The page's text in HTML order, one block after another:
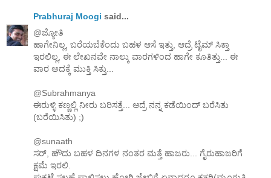
Prabhuraj Moogi said...
@ಜ್ಯೋತಿ
ಹಾಗೇನಿಲ್ಲ, ಬರೆಯಬೆಕೆಂದು ಬಹಳ ಆಸೆ ಇತ್ತು, ಆದ್ರೆ ಟೈಮ್ ಸಿಕ್ತಾ
ಇರಲಿಲ್ಲ, ಈ ಲೇಖನವೇ ನಾಲ್ಕು ವಾರಗಳಿಂದ ಹಾಗೇ ಕೂತಿತ್ತು... ಈ
ವಾರ ಅದಕ್ಕೆ ಮುಕ್ತಿ ಸಿಕ್ತು...
@Subrahmanya
ಈರುಳ್ಳಿ ಕಣ್ಣಲ್ಲಿ ನೀರು ಬರಿಸತ್ತೆ... ಆದ್ರೆ ನನ್ನ ಕಡೆಯಿಂದ್ ಬರೆಸಿತು
(ಬರೆಯಿಸಿತು) ;)
@sunaath
ಸರ್, ಹೌದು ಬಹಳ ದಿನಗಳ ನಂತರ ಮತ್ತೆ ಹಾಜರು... ಗೈರುಹಾಜರಿಗೆ
ಕ್ಷಮೆ ಇರಲಿ.